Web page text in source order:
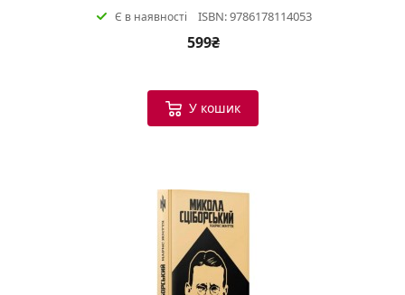
Є в наявності ISBN: 9786178114053
599₴
У кошик